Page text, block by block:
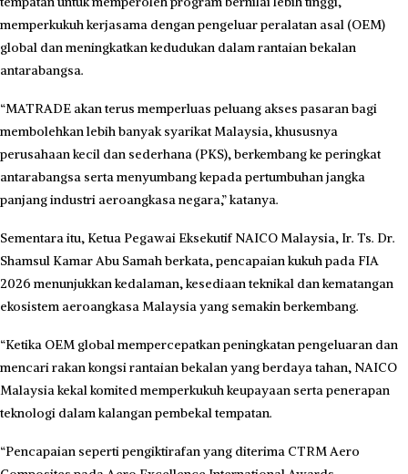
memperkukuh kerjasama dengan pengeluar peralatan asal (OEM)
global dan meningkatkan kedudukan dalam rantaian bekalan
antarabangsa.
“MATRADE akan terus memperluas peluang akses pasaran bagi
membolehkan lebih banyak syarikat Malaysia, khususnya
perusahaan kecil dan sederhana (PKS), berkembang ke peringkat
antarabangsa serta menyumbang kepada pertumbuhan jangka
panjang industri aeroangkasa negara,” katanya.
Sementara itu, Ketua Pegawai Eksekutif NAICO Malaysia, Ir. Ts. Dr.
Shamsul Kamar Abu Samah berkata, pencapaian kukuh pada FIA
2026 menunjukkan kedalaman, kesediaan teknikal dan kematangan
ekosistem aeroangkasa Malaysia yang semakin berkembang.
“Ketika OEM global mempercepatkan peningkatan pengeluaran dan
mencari rakan kongsi rantaian bekalan yang berdaya tahan, NAICO
Malaysia kekal komited memperkukuh keupayaan serta penerapan
teknologi dalam kalangan pembekal tempatan.
“Pencapaian seperti pengiktirafan yang diterima CTRM Aero